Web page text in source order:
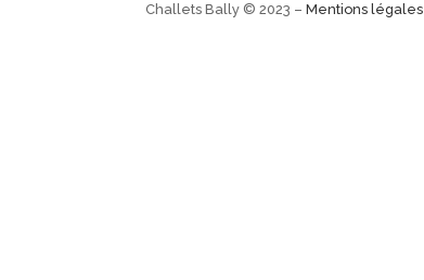
Challets Bally © 2023 –Mentions légales